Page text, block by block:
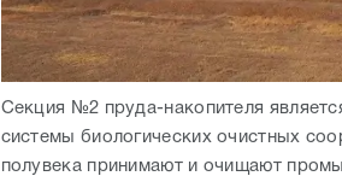
Секция №2 пруда-накопителя
системы биологических очистных
полувека принимают и очищают